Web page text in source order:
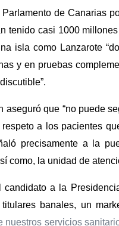
Parlamento de Canarias
tenido casi 1000
isla como Lanzarote
y en pruebas
aseguró que “no puede
a los pacientes
precisamente a la
como, la unidad de
candidato a la
banales, un
nuestros servicios